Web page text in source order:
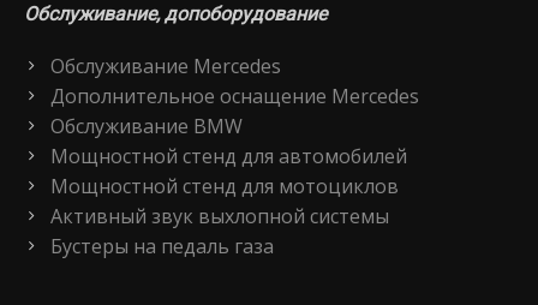
Обслуживание, допоборудование
Обслуживание Mercedes
Дополнительное оснащение Mercedes
Обслуживание BMW
Мощностной стенд для автомобилей
Мощностной стенд для мотоциклов
Активный звук выхлопной системы
Бустеры на педаль газа